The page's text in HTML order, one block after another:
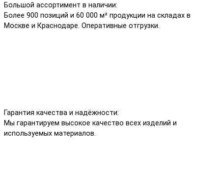
Большой ассортимент в наличии:
Более 900 позиций и 60 000 м² продукции на складах в
Москве и Краснодаре. Оперативные отгрузки.
Гарантия качества и надёжности:
Мы гарантируем высокое качество всех изделий и
используемых материалов.